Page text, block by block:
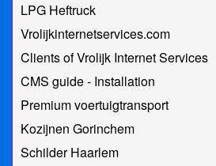
LPG Heftruck
Vrolijkinternetservices.com
Clients of Vrolijk Internet Services
CMS guide - Installation
Premium voertuigtransport
Kozijnen Gorinchem
Schilder Haarlem